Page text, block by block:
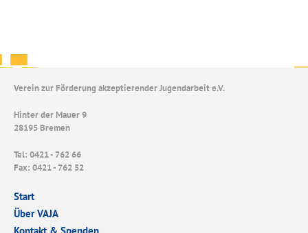
Verein zur Förderung akzeptierender Jugendarbeit e.V.
Hinter der Mauer 9
28195 Bremen
Tel: 0421 - 762 66
Fax: 0421 - 762 52
Start
Über VAJA